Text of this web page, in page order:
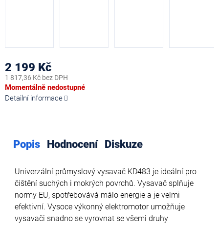
2 199 Kč
1 817,36 Kč bez DPH
Měrná
cena:
Momentálně nedostupné
Detailní informace
Popis Hodnocení Diskuze
Univerzální průmyslový vysavač KD483 je ideální pro
čištění suchých i mokrých povrchů. Vysavač splňuje
normy EU, spotřebovává málo energie a je velmi
efektivní. Vysoce výkonný elektromotor umožňuje
vysavači snadno se vyrovnat se všemi druhy